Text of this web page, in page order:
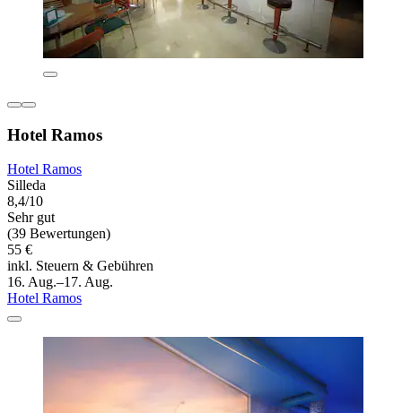
Hotel Ramos
Hotel Ramos
Silleda
8,4/10
Sehr gut
(39 Bewertungen)
55 €
inkl. Steuern & Gebühren
16. Aug.–17. Aug.
Hotel Ramos